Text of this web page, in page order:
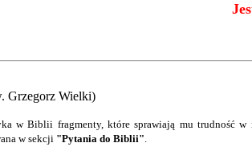
Grzegorz Wielki)
w Biblii fragmenty, które sprawiają mu trudność
w sekcji "Pytania do Biblii".